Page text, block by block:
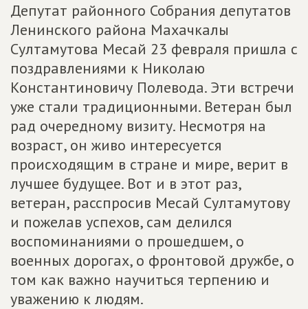
Депутат районного Собрания депутатов
Ленинского района Махачкалы
Султамутова Месай 23 февраля пришла с
поздравлениями к Николаю
Константиновичу Полевода. Эти встречи
уже стали традиционными. Ветеран был
рад очередному визиту. Несмотря на
возраст, он живо интересуется
происходящим в стране и мире, верит в
лучшее будущее. Вот и в этот раз,
ветеран, расспросив Месай Султамутову
и пожелав успехов, сам делился
воспоминаниями о прошедшем, о
военных дорогах, о фронтовой дружбе, о
том как важно научиться терпению и
уважению к людям.